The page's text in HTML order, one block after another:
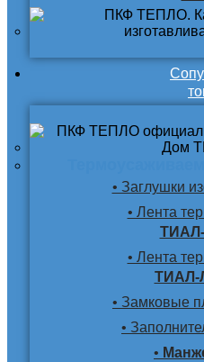
• Заглушки
• Лента
• Лента
ТИАЛ-
• Замковые
•
•